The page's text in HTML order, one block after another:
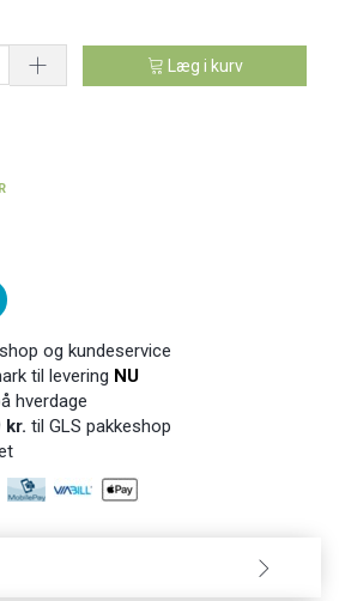
Læg i kurv
og kundeservice
til levering NU
hverdage
kr. til GLS pakkeshop